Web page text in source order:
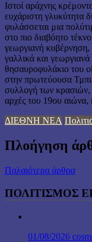
Ιστοί αράχνης
ευχάριστη γλυκύτητα
φυλάσσεται μια
στο πιο διαβόητο
γεωργιανή
γαλλικά και
θησαυροφυλάκιο του
στην πρωτεύουσα
συλλογή των κρασιών,
αρχές του 19ου αιώνα,
ΔΙΕΘΝΗ ΝΕΑ
Πλοήγηση
Παλαιότερα άρθρα
ΠΟΛΙΤΙΣΜΟΣ
01/08/2026